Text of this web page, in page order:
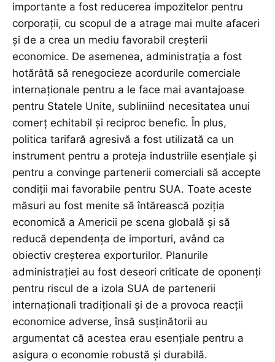
importante a fost reducerea impozitelor pentru
corporații, cu scopul de a atrage mai multe afaceri
și de a crea un mediu favorabil creșterii
economice. De asemenea, administrația a fost
hotărâtă să renegocieze acordurile comerciale
internaționale pentru a le face mai avantajoase
pentru Statele Unite, subliniind necesitatea unui
comerț echitabil și reciproc benefic. În plus,
politica tarifară agresivă a fost utilizată ca un
instrument pentru a proteja industriile esențiale și
pentru a convinge partenerii comerciali să accepte
condiții mai favorabile pentru SUA. Toate aceste
măsuri au fost menite să întărească poziția
economică a Americii pe scena globală și să
reducă dependența de importuri, având ca
obiectiv creșterea exporturilor. Planurile
administrației au fost deseori criticate de oponenți
pentru riscul de a izola SUA de partenerii
internaționali tradiționali și de a provoca reacții
economice adverse, însă susținătorii au
argumentat că acestea erau esențiale pentru a
asigura o economie robustă și durabilă.